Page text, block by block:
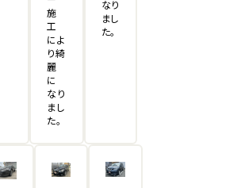
施
工
によ
り綺
麗
に
なり
まし
た。
なり
まし
た。